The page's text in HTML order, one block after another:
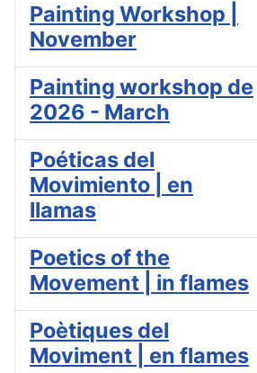
Painting Workshop |
November
Painting workshop de
2026 - March
Poéticas del
Movimiento | en
llamas
Poetics of the
Movement | in flames
Poètiques del
Moviment | en flames